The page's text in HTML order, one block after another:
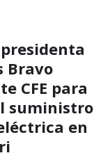
Bravo
CFE para
suministro
en